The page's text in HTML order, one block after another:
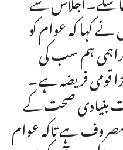
کہا کہ عوام کو
ہم سب کی
قومی فریضہ ہے۔
بنیادی صحت کے
مصروف ہے تاکہ عوام